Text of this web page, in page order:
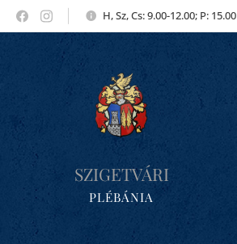
H, Sz, Cs: 9.00-12.00; P: 15.00
SZIGETVÁRI
PLÉBÁNIA